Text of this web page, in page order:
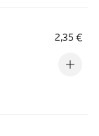
2,35 €